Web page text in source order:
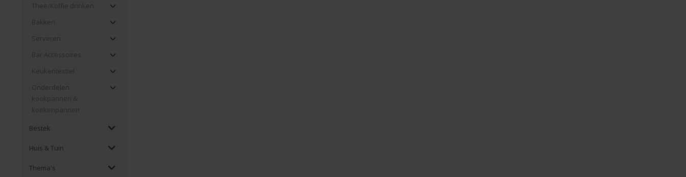
Thee/Koffie drinken
Bakken
Serveren
Bar Accessoires
Keukentextiel
Onderdelen
kookpannen &
koekenpannen
Bestek
Huis & Tuin
Thema's